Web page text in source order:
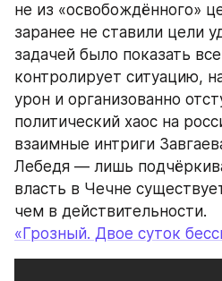
не из «освобождённого»
заранее не ставили цели
задачей было показать
контролирует ситуацию,
урон и организованно
политический хаос на
взаимные интриги
Лебедя — лишь
власть в Чечне
чем в действительности.
«Грозный. Двое суток